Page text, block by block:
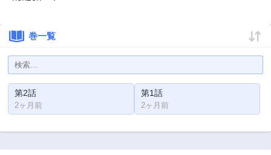
巻一覧
第2話
2ヶ月前
第1話
2ヶ月前